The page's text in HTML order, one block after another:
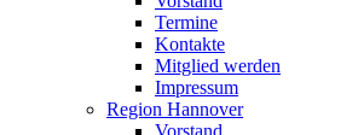
Termine
Kontakte
Mitglied werden
Impressum
Region Hannover
Vorstand